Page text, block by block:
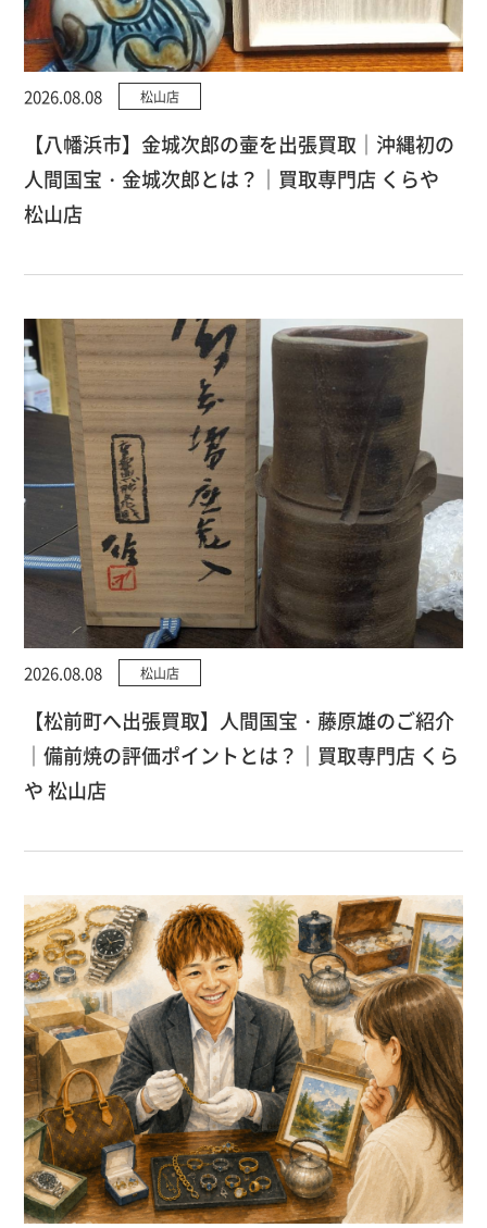
2026.08.08 松山店
【八幡浜市】金城次郎の壷を出張買取｜沖縄初の
人間国宝・金城次郎とは？｜買取専門店 くらや
松山店
2026.08.08 松山店
【松前町へ出張買取】人間国宝・藤原雄のご紹介
｜備前焼の評価ポイントとは？｜買取専門店 くら
や 松山店